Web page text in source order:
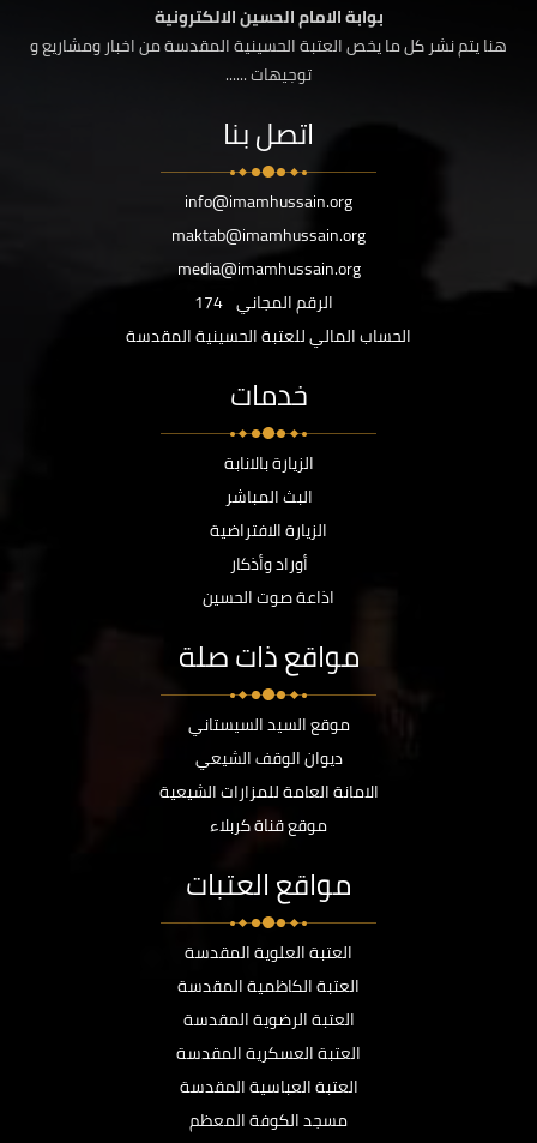
بوابة الامام الحسين الالكترونية
هنا يتم نشر كل ما يخص العتبة الحسينية المقدسة من اخبار ومشاريع و
توجيهات ......
اتصل بنا
info@imamhussain.org
maktab@imamhussain.org
media@imamhussain.org
الرقم المجاني 174
الحساب المالي للعتبة الحسينية المقدسة
خدمات
الزيارة بالانابة
البث المباشر
الزيارة الافتراضية
أوراد وأذكار
اذاعة صوت الحسين
مواقع ذات صلة
موقع السيد السيستاني
ديوان الوقف الشيعي
الامانة العامة للمزارات الشيعية
موقع قناة كربلاء
مواقع العتبات
العتبة العلوية المقدسة
العتبة الكاظمية المقدسة
العتبة الرضوية المقدسة
العتبة العسكرية المقدسة
العتبة العباسية المقدسة
مسجد الكوفة المعظم